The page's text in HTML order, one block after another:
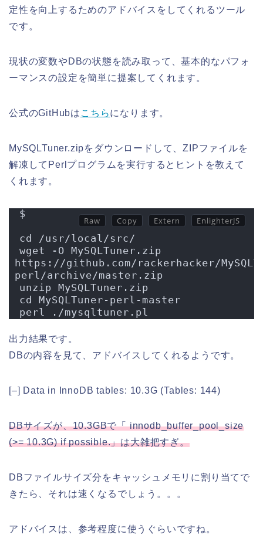
定性を向上するためのアドバイスをしてくれるツール
です。
現状の変数やDBの状態を読み取って、基本的なパフォ
ーマンスの設定を簡単に提案してくれます。
公式のGitHubは こちらになります。
MySQLTuner.zipをダウンロードして、ZIPファイルを
解凍してPerlプログラムを実行するとヒントを教えて
くれます。
$
cd /usr/local/src/
wget -O MySQLTuner.zip
https://github.com/rackerhacker/
perl/archive/master.zip
unzip MySQLTuner.zip
cd MySQLTuner-perl-master
perl ./mysqltuner.pl
出力結果です。
DBの内容を見て、アドバイスしてくれるようです。
[–] Data in InnoDB tables: 10.3G (Tables: 144)
DBサイズが、10.3GBで「 innodb_buffer_pool_size
(>= 10.3G) if possible.」は大雑把すぎ。
DBファイルサイズ分をキャッシュメモリに割り当てで
きたら、それは速くなるでしょう。。。
アドバイスは、参考程度に使うぐらいですね。